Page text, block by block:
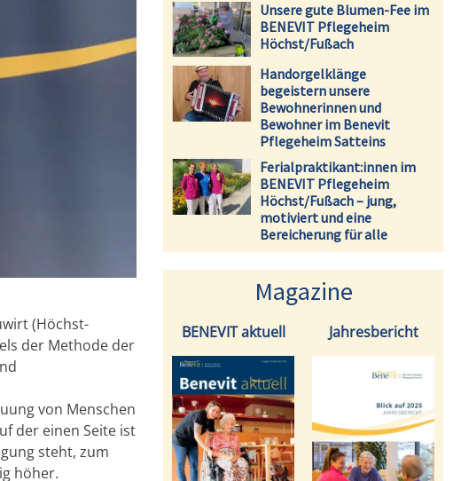
(Höchst-
der Methode der
von Menschen
der einen Seite ist
steht, zum
höher.
Unsere gute Blumen-Fee im
BENEVIT Pflegeheim
Höchst/Fußach
Handorgelklänge
begeistern unsere
Bewohnerinnen und
Bewohner im Benevit
Pflegeheim Satteins
Ferialpraktikant:innen im
BENEVIT Pflegeheim
Höchst/Fußach – jung,
motiviert und eine
Bereicherung für alle
Magazine
BENEVIT aktuell Jahresbericht